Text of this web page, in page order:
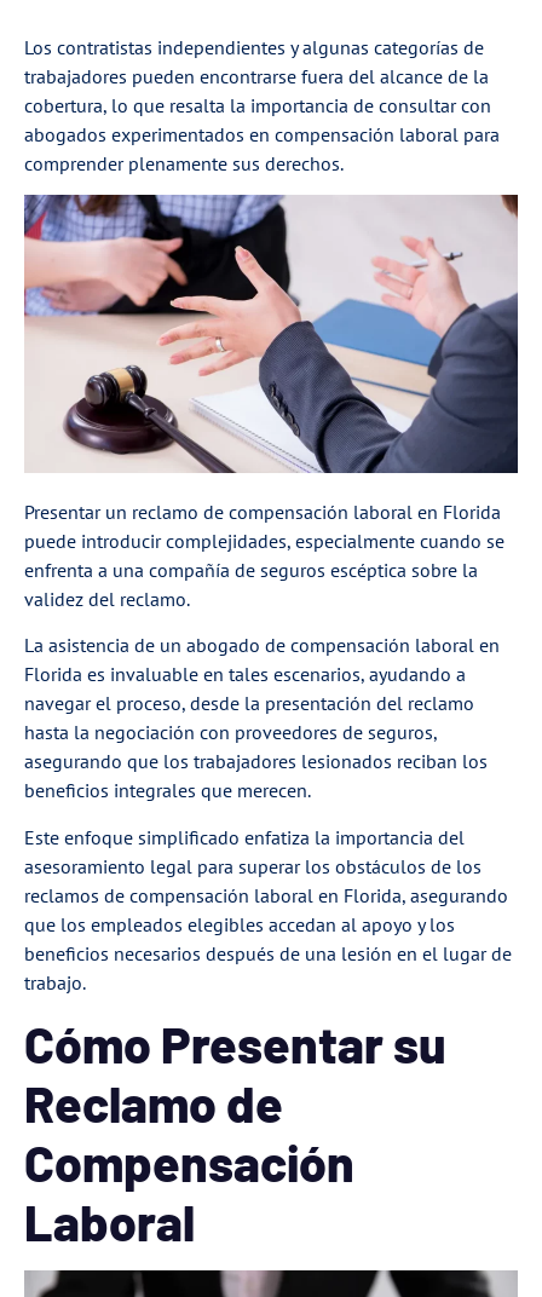
Los contratistas independientes y algunas categorías de
trabajadores pueden encontrarse fuera del alcance de la
cobertura, lo que resalta la importancia de consultar con
abogados experimentados en compensación laboral para
comprender plenamente sus derechos.
Presentar un reclamo de compensación laboral en Florida
puede introducir complejidades, especialmente cuando se
enfrenta a una compañía de seguros escéptica sobre la
validez del reclamo.
La asistencia de un abogado de compensación laboral en
Florida es invaluable en tales escenarios, ayudando a
navegar el proceso, desde la presentación del reclamo
hasta la negociación con proveedores de seguros,
asegurando que los trabajadores lesionados reciban los
beneficios integrales que merecen.
Este enfoque simplificado enfatiza la importancia del
asesoramiento legal para superar los obstáculos de los
reclamos de compensación laboral en Florida, asegurando
que los empleados elegibles accedan al apoyo y los
beneficios necesarios después de una lesión en el lugar de
trabajo.
Cómo Presentar su
Reclamo de
Compensación
Laboral